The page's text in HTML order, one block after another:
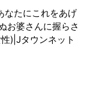
なたにこれをあげ
お婆さんに握らさ
)|Jタウンネット